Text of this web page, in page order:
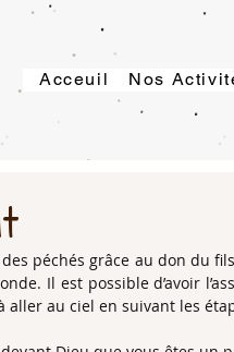
Acceuil Nos
péchés grâce au don du
Il est possible d’avoir
aller au ciel en suivant les